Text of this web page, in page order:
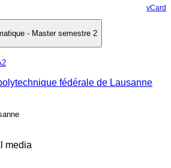
vCard
- Master semestre 2
media